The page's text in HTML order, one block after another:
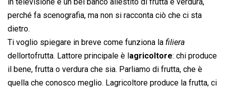
in televisione è un bel banco allestito di frutta e verdura,
perché fa scenografia, ma non si racconta ciò che ci sta
dietro.
Ti voglio spiegare in breve come funziona la  filiera
dellortofrutta. Lattore principale è l agricoltore: chi produce
il bene, frutta o verdura che sia. Parliamo di frutta, che è
quella che conosco meglio. Lagricoltore produce la frutta, ci